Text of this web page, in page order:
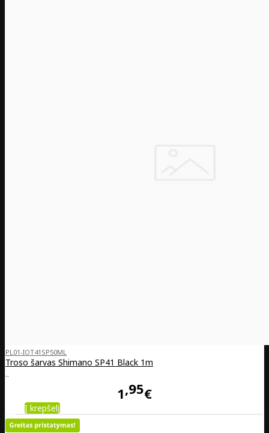
PL01-IOT41SP50ML
Troso šarvas Shimano SP41 Black 1m
..
1 95€
Į krepšelį